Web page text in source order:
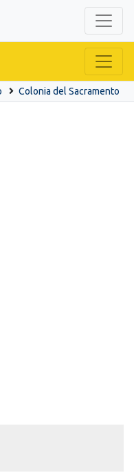
Colonia del Sacramento